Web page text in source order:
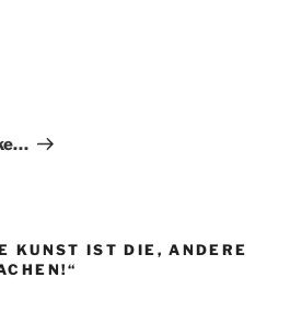
KUNST IST DIE, ANDERE